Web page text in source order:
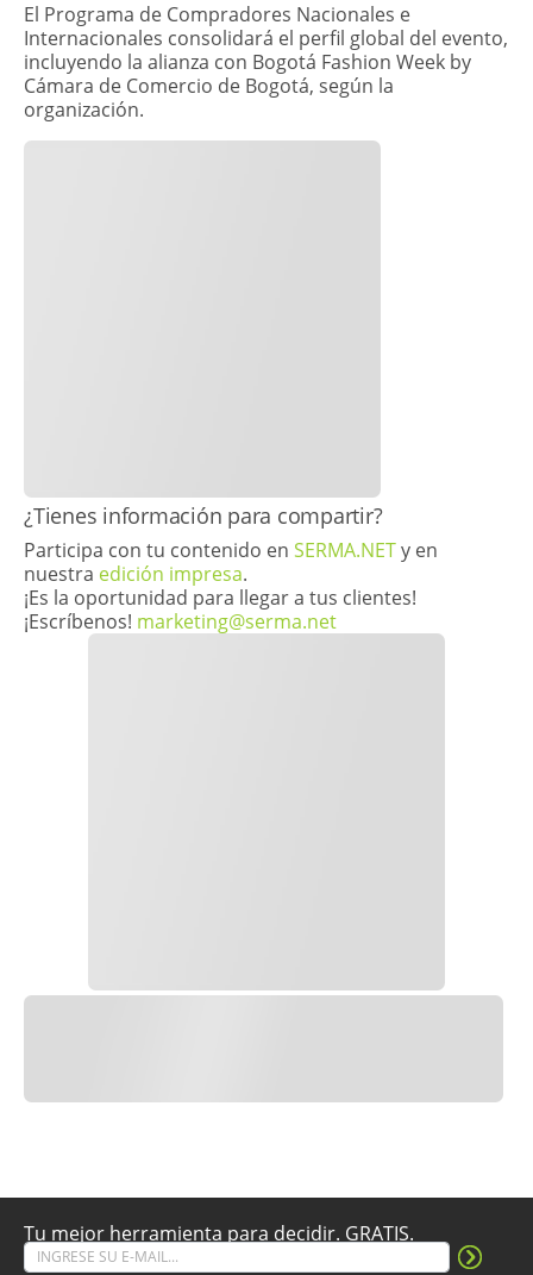
El Programa de Compradores Nacionales e
Internacionales consolidará el perfil global del evento,
incluyendo la alianza con Bogotá Fashion Week by
Cámara de Comercio de Bogotá, según la
organización.
​¿Tienes información para compartir?
Participa con tu contenido en SERMA.NETy en
nuestra edición impresa.
¡Es la oportunidad para llegar a tus clientes!
¡Escríbenos! marketing@serma.net
Tu mejor herramienta para decidir. GRATIS.